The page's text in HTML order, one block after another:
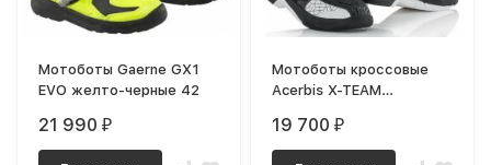
Мотоботы Gaerne GX1
EVO желто-черные 42
21 990₽
Мотоботы кроссовые
Acerbis X-TEAM
19 700₽